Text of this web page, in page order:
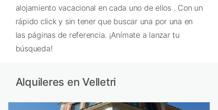
alojamiento vacacional en cada uno de ellos . Con un
rápido click y sin tener que buscar una por una en
las páginas de referencia. ¡Anímate a lanzar tu
búsqueda!
Alquileres en Velletri